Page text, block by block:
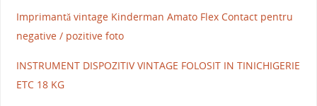
Imprimantă vintage Kinderman Amato Flex Contact pentru
negative / pozitive foto
INSTRUMENT DISPOZITIV VINTAGE FOLOSIT IN TINICHIGERIE
ETC 18 KG